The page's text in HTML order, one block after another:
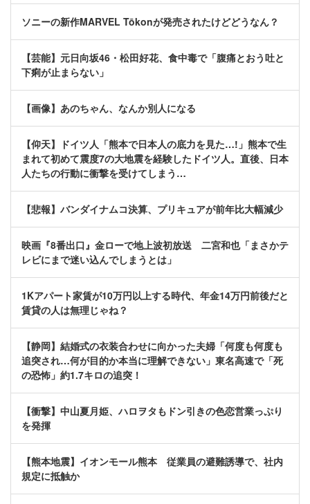
ソニーの新作MARVEL Tōkonが発売されたけどどうなん？
【芸能】元日向坂46・松田好花、食中毒で「腹痛とおう吐と
下痢が止まらない」
【画像】あのちゃん、なんか別人になる
【仰天】ドイツ人「熊本で日本人の底力を見た…!」熊本で生
まれて初めて震度7の大地震を経験したドイツ人。直後、日本
人たちの行動に衝撃を受けてしまう…
【悲報】バンダイナムコ決算、プリキュアが前年比大幅減少
映画『8番出口』金ローで地上波初放送 二宮和也「まさかテ
レビにまで迷い込んでしまうとは」
1Kアパート家賃が10万円以上する時代、年金14万円前後だと
賃貸の人は無理じゃね？
【静岡】結婚式の衣装合わせに向かった夫婦「何度も何度も
追突され…何が目的か本当に理解できない」東名高速で「死
の恐怖」約1.7キロの追突！
【衝撃】中山夏月姫、ハロヲタもドン引きの色恋営業っぷり
を発揮
【熊本地震】イオンモール熊本 従業員の避難誘導で、社内
規定に抵触か